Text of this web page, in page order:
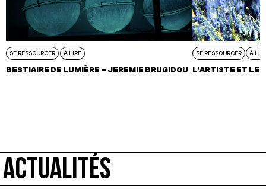
SE RESSOURCER À LIRE
BESTIAIRE DE LUMIÈRE – JEREMIE BRUGIDOU
SE RESSOURCER À
L’ARTISTE ET LE
ACTUALITÉS